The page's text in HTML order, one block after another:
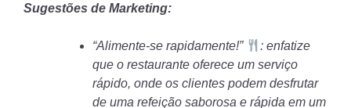
Sugestões de Marketing:
“Alimente-se rapidamente!”
: enfatize
que o restaurante oferece um serviço
rápido, onde os clientes podem desfrutar
de uma refeição saborosa e rápida em um